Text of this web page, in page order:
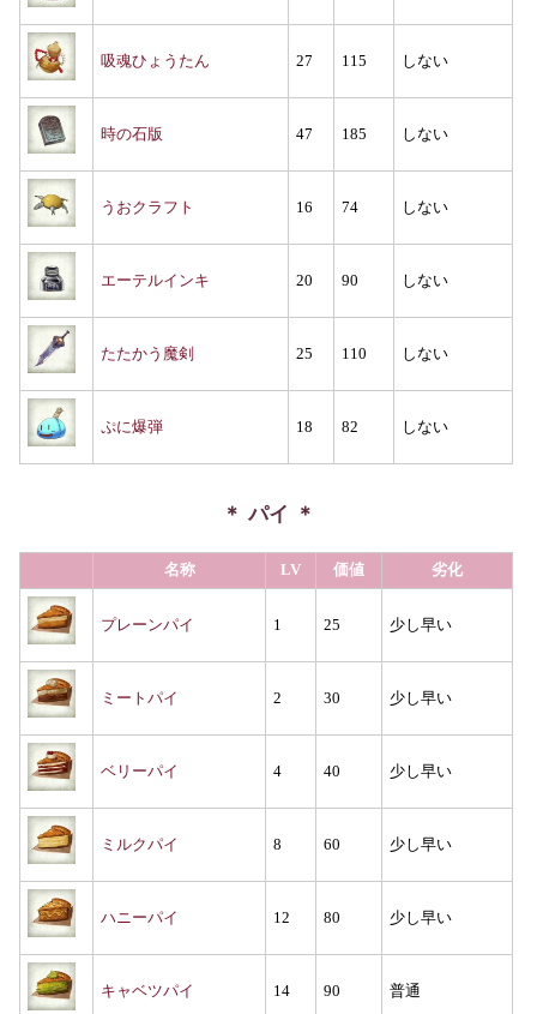
吸魂ひょうたん 27 115 しない
時の石版 47 185 しない
うおクラフト 16 74 しない
エーテルインキ 20 90 しない
たたかう魔剣 25 110 しない
ぷに爆弾 18 82 しない
パイ
名称 LV 価値 劣化
プレーンパイ 1 25 少し早い
ミートパイ 2 30 少し早い
ベリーパイ 4 40 少し早い
ミルクパイ 8 60 少し早い
ハニーパイ 12 80 少し早い
キャベツパイ 14 90 普通